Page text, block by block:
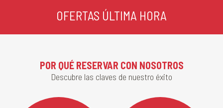
OFERTAS ÚLTIMA HORA
POR QUÉ RESERVAR CON NOSOTROS
Descubre las claves de nuestro éxito